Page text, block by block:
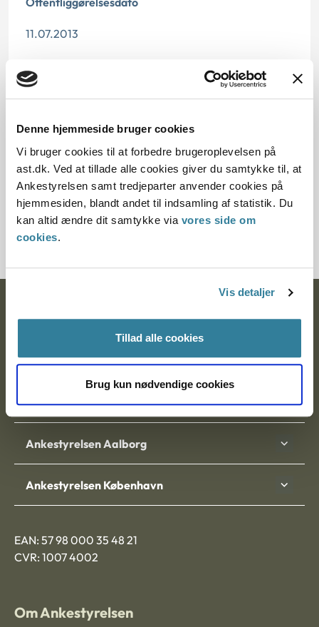
Denne hjemmeside bruger cookies
Vi bruger cookies til at forbedre brugeroplevelsen på
ast.dk. Ved at tillade alle cookies giver du samtykke til, at
Ankestyrelsen samt tredjeparter anvender cookies på
hjemmesiden, blandt andet til indsamling af statistik. Du
kan altid ændre dit samtykke via vores side om
cookies.
Vis detaljer
Tillad alle cookies
Brug kun nødvendige cookies
11.07.2013
november 2016, da der er kommet nye regler på
området.
Paragraf
§ 76 § 9c § 140 § 5
Journalnummer
3800063-04
Nytorv 7, 2. sal
9000 Aalborg
Ankestyrelsen Aalborg
Ankestyrelsen København
EAN: 57 98 000 35 48 21
CVR: 1007 4002
Om Ankestyrelsen